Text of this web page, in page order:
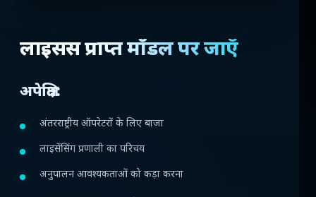
लाइसेंस प्राप्त मॉडल पर जाएँ
अपेक्षित:
अंतरराष्ट्रीय ऑपरेटरों के लिए बाजा
लाइसेंसिंग प्रणाली का परिचय
अनुपालन आवश्यकताओं को कड़ा करना